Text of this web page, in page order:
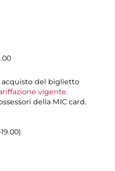
acquisto del biglietto
vigente.
della MIC card.